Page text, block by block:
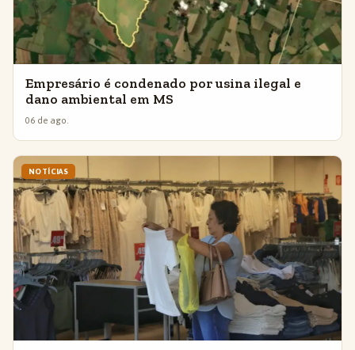
Empresário é condenado por usina ilegal e
dano ambiental em MS
06 de ago.
NOTÍCIAS